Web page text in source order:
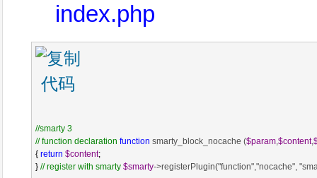
index.php
//smarty 3
// function declaration function smarty_block_nocache ($param,$content,
{ return $content;
} // register with smarty $smarty->registerPlugin("function","nocache",